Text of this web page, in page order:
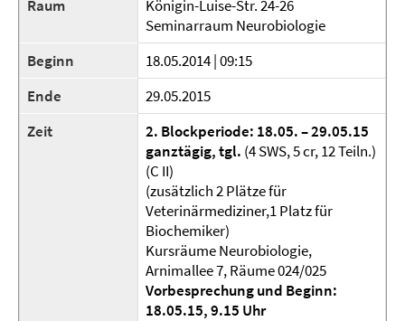
Raum
Königin-Luise-Str. 24-26
Seminarraum Neurobiologie
Beginn
18.05.2014 | 09:15
Ende
29.05.2015
Zeit
2. Blockperiode: 18.05. – 29.05.15
ganztägig, tgl. (4 SWS, 5 cr, 12 Teiln.)
(C II)
(zusätzlich 2 Plätze für
Veterinärmediziner,1 Platz für
Biochemiker)
Kursräume Neurobiologie,
Arnimallee 7, Räume 024/025
Vorbesprechung und Beginn:
18.05.15, 9.15 Uhr